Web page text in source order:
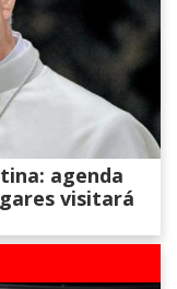
agenda
visitará